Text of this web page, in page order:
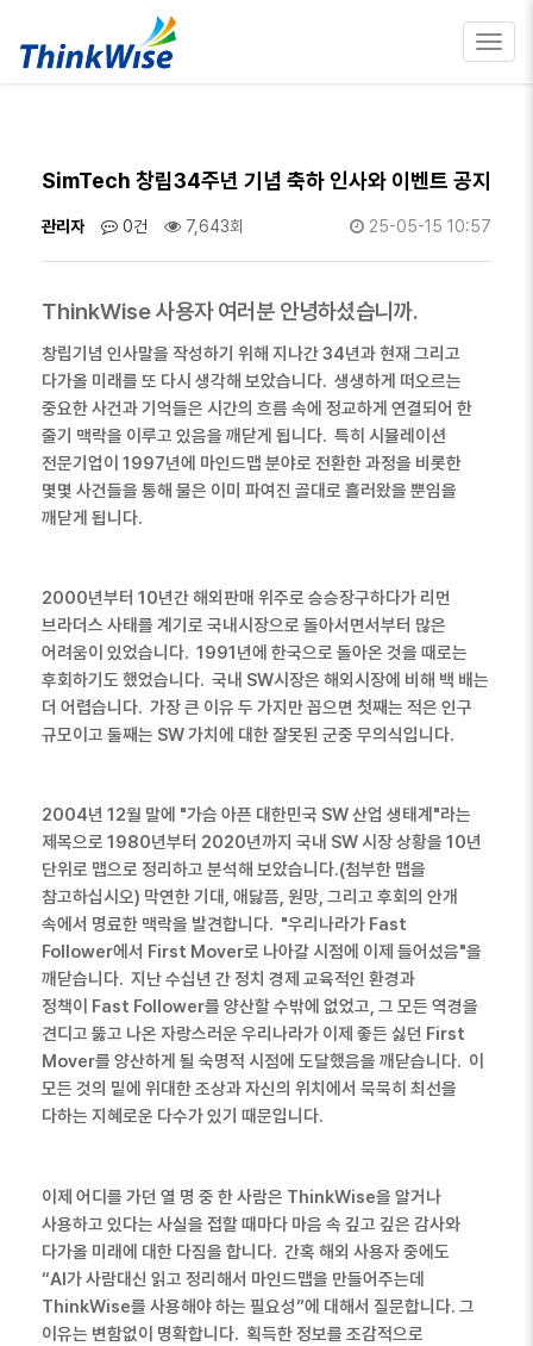
SimTech 창립34주년 기념 축하 인사와 이벤트 공지
관리자 0건 7,643회 25-05-15 10:57
ThinkWise사용자 여러분 안녕하셨습니까.
창립기념 인사말을 작성하기 위해 지나간34년과 현재 그리고
다가올 미래를 또 다시 생각해 보았습니다. 생생하게 떠오르는
중요한 사건과 기억들은 시간의 흐름 속에 정교하게 연결되어 한
줄기 맥락을 이루고 있음을 깨닫게 됩니다. 특히 시뮬레이션
전문기업이 1997년에 마인드맵 분야로 전환한 과정을 비롯한
몇몇 사건들을 통해 물은 이미 파여진 골대로 흘러왔을 뿐임을
깨닫게 됩니다.
2000년부터 10년간 해외판매 위주로 승승장구하다가 리먼
브라더스 사태를 계기로 국내시장으로 돌아서면서부터 많은
어려움이 있었습니다. 1991년에 한국으로 돌아온 것을 때로는
후회하기도 했었습니다. 국내 SW시장은 해외시장에 비해 백 배는
더 어렵습니다. 가장 큰 이유 두 가지만 꼽으면 첫째는 적은 인구
규모이고 둘째는 SW가치에 대한 잘못된 군중 무의식입니다.
2004년 12월 말에 "가슴 아픈 대한민국 SW산업 생태계 "라는
제목으로 1980년부터 2020년까지 국내 SW 시장 상황을 10년
단위로 맵으로 정리하고 분석해 보았습니다.(첨부한 맵을
참고하십시오) 막연한 기대 , 애닳픔, 원망, 그리고 후회의 안개
속에서 명료한 맥락을 발견합니다. "우리나라가 Fast
Follower에서 First Mover로 나아갈 시점에 이제 들어섰음"을
깨닫습니다. 지난 수십년 간 정치 경제 교육적인 환경과
정책이 Fast Follower를 양산할 수밖에 없었고, 그 모든 역경을
견디고 뚫고 나온 자랑스러운 우리나라가 이제 좋든 싫던 First
Mover를 양산하게 될 숙명적 시점에 도달했음을 깨닫습니다. 이
모든 것의 밑에 위대한 조상과 자신의 위치에서 묵묵히 최선을
다하는 지혜로운 다수가 있기 때문입니다.
이제 어디를 가던 열 명 중 한 사람은 ThinkWise을 알거나
사용하고 있다는 사실을 접할 때마다 마음 속 깊고 깊은 감사와
다가올 미래에 대한 다짐을 합니다. 간혹 해외 사용자 중에도
“AI가 사람대신 읽고 정리해서 마인드맵을 만들어주는데
ThinkWise를 사용해야 하는 필요성”에 대해서 질문합니다. 그
이유는 변함없이 명확합니다. 획득한 정보를 조감적으로